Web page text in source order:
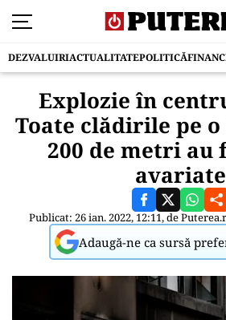
DEZVALUIRIACTUALITATEPOLITICĂ
Explozie în
Toate clădirile pe
200 de metri au
avariate
Publicat: 26 ian. 2022, 12:11, de
Adaugă-ne ca sursă